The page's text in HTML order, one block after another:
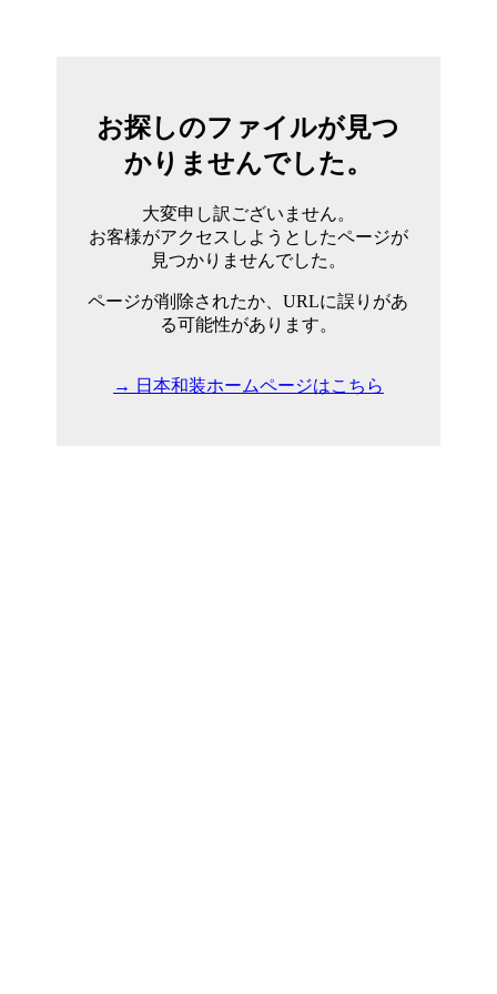
お探しのファイルが見つ
かりませんでした。
大変申し訳ございません。
お客様がアクセスしようとしたページが
見つかりませんでした。
ページが削除されたか、URLに誤りがあ
る可能性があります。
→ 日本和装ホームページはこちら